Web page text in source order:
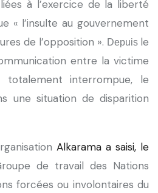
à l’exercice de la liberté
« l’insulte au gouvernement
de l’opposition ». Depuis le
entre la victime
interrompue, le
une situation de disparition
Alkarama a saisi, le
de travail des Nations
forcées ou involontaires du